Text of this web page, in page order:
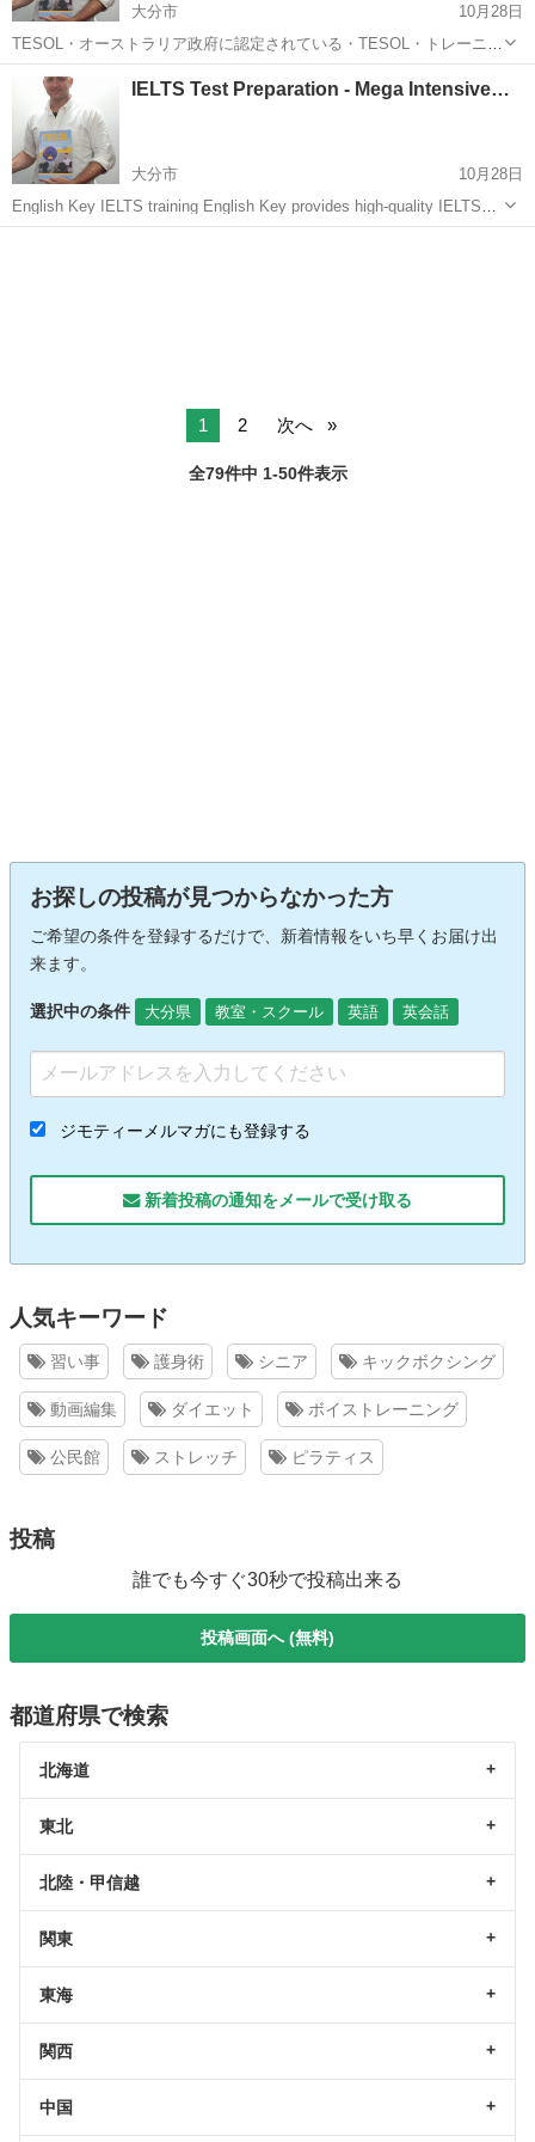
大分市
10月28日
TESOL・オーストラリア政府に認定されている・TESOL・トレーニン
グプログラム Disclaimer (Must be in English): Global Business
Resources (Japane...
大分
IELTS Test Preparation - Mega Intensive…
大分市
10月28日
English Key IELTS training English Key provides high-quality IELTS
and PTE courses in Australia to help student...
1 2 次へ
全79件中 1-50件表示
お探しの投稿が見つからなかった方
ご希望の条件を登録するだけで、新着情報をいち早くお届け出
来ます。
選択中の条件 大分県 教室・スクール 英語 英会話
ジモティーメルマガにも登録する
新着投稿の通知をメールで受け取る
人気キーワード
習い事 護身術 シニア キックボクシング
動画編集 ダイエット ボイストレーニング
公民館 ストレッチ ピラティス
投稿
誰でも今すぐ30秒で投稿出来る
投稿画面へ (無料)
都道府県で検索
北海道
東北
北陸・甲信越
関東
東海
関西
中国